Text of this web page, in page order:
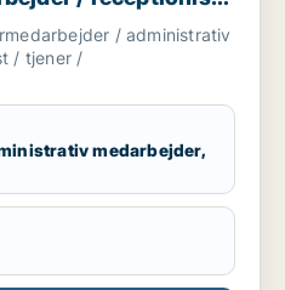
/ administrativ
/ tjener /
medarbejder,